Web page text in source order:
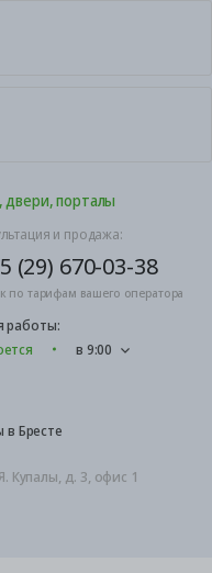
двери, порталы
и продажа:
(29) 670-03-38
по тарифам вашего оператора
работы:
в 9:00
Бресте
Купалы, д. 3, офис 1